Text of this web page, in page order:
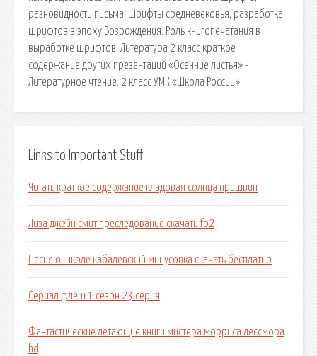
разновидности письма. Шрифты средневековья, разработка
шрифтов в эпоху Возрождения. Роль книгопечатания в
выработке шрифтов. Литература 2 класс краткое
содержание других презентаций «Осенние листья» -
Литературное чтение. 2 класс УМК «Школа России».
Links to Important Stuff
Читать краткое содержание кладовая солнца пришвин
Лиза джейн смит преследование скачать fb2
Песня о школе кабалевский минусовка скачать бесплатно
Сериал флеш 1 сезон 23 серия
Фантастические летающие книги мистера морриса лессмора
hd